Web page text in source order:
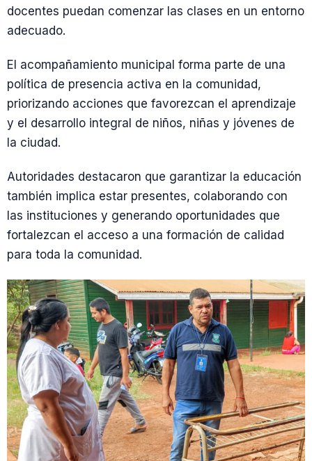
docentes puedan comenzar las clases en un entorno
adecuado.
El acompañamiento municipal forma parte de una
política de presencia activa en la comunidad,
priorizando acciones que favorezcan el aprendizaje
y el desarrollo integral de niños, niñas y jóvenes de
la ciudad.
Autoridades destacaron que garantizar la educación
también implica estar presentes, colaborando con
las instituciones y generando oportunidades que
fortalezcan el acceso a una formación de calidad
para toda la comunidad.